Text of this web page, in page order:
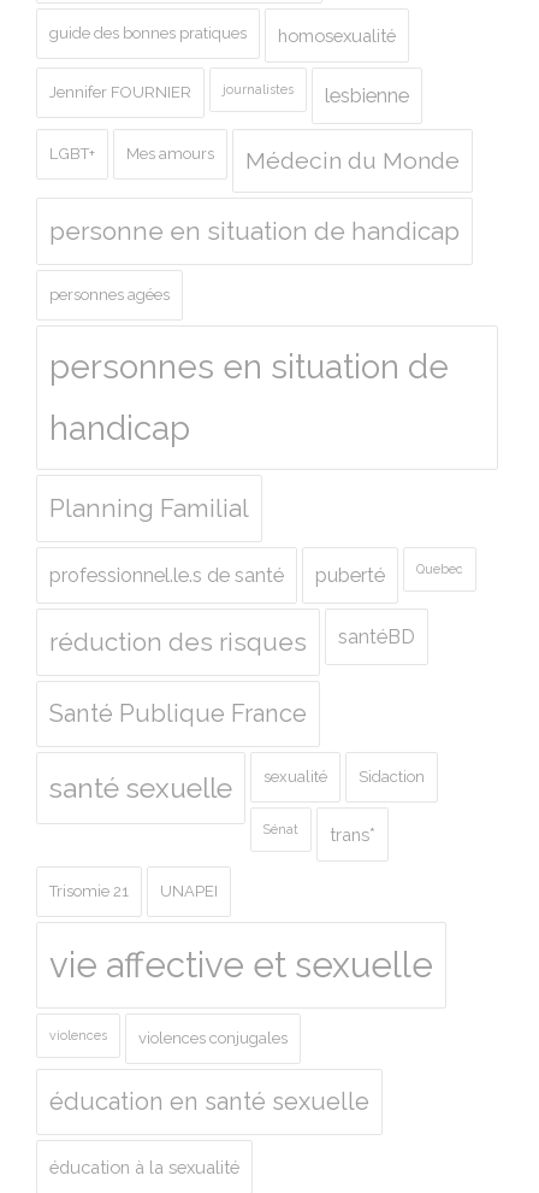
guide des bonnes pratiques homosexualité
Jennifer FOURNIER journalistes lesbienne
LGBT+ Mes amours Médecin du Monde
personne en situation de handicap
personnes agées
personnes en situation de
handicap
Planning Familial
professionnel.le.s de santé puberté Quebec
réduction des risques santéBD
Santé Publique France
santé sexuelle sexualité Sidaction
Sénat trans*
Trisomie 21 UNAPEI
vie affective et sexuelle
violences violences conjugales
éducation en santé sexuelle
éducation à la sexualité